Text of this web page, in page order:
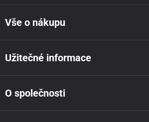
Vše o nákupu
Užitečné informace
O společnosti